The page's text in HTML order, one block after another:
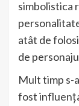
simbolistica
atât de
de
Mult timp s-
fost